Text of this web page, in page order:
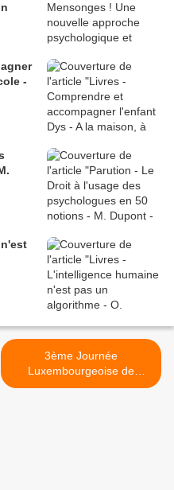
-
3ème Journée
Luxembourgeoise de
Psychologie de l'SLP - 22-